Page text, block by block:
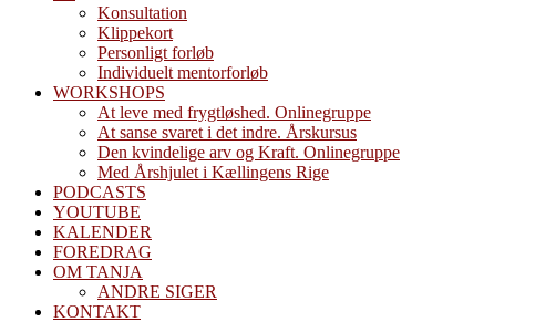
Konsultation
Klippekort
Personligt forløb
Individuelt mentorforløb
WORKSHOPS
At leve med frygtløshed. Onlinegruppe
At sanse svaret i det indre. Årskursus
Den kvindelige arv og Kraft. Onlinegruppe
Med Årshjulet i Kællingens Rige
PODCASTS
YOUTUBE
KALENDER
FOREDRAG
OM TANJA
ANDRE SIGER
KONTAKT